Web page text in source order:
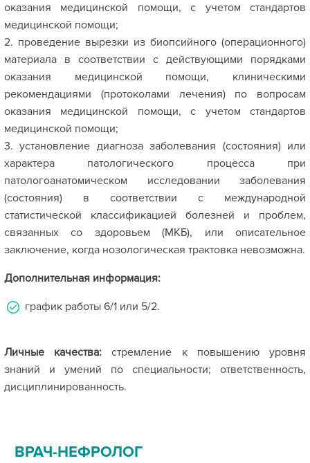
оказания медицинской помощи, с учетом стандартов
медицинской помощи;
2. проведение вырезки из биопсийного (операционного)
материала в соответствии с действующими порядками
оказания медицинской помощи, клиническими
рекомендациями (протоколами лечения) по вопросам
оказания медицинской помощи, с учетом стандартов
медицинской помощи;
3. установление диагноза заболевания (состояния) или
характера патологического процесса при
патологоанатомическом исследовании заболевания
(состояния) в соответствии с международной
статистической классификацией болезней и проблем,
связанных со здоровьем (МКБ), или описательное
заключение, когда нозологическая трактовка невозможна.
Дополнительная информация:
график работы 6/1 или 5/2.
Личные качества: стремление к повышению уровня
знаний и умений по специальности; ответственность,
дисциплинированность.
ВРАЧ-НЕФРОЛОГ